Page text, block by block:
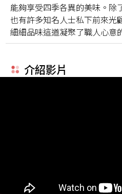
能夠享受四季各異的美味。除
也有許多知名人士私下前來光
細細品味這道凝聚了職人心意
介紹影片